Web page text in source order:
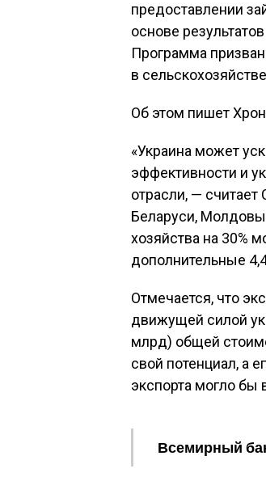
предоставлении
основе
Программа
в
Об этом пишет
«Украина может
эффективности и
отрасли, —
Беларуси,
хозяйства на 30%
дополнительные
Отмечается, что
движущей силой
млрд) общей
свой потенциал, а
экспорта могло бы
Всемирный